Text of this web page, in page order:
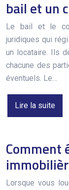
bail et un
Le bail et le
juridiques qui
un locataire. Ils
chacune des
éventuels. Le…
Lire la suite
Comment
Lorsque vous